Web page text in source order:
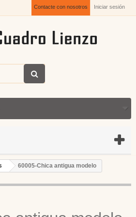
Iniciar sesión
Contacte con nosotros
60005-Chica antigua modelo